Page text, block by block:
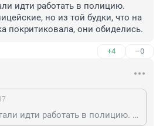
идти работать в полицию.
но из той будки, что на
покритиковала, они обиделись.
+4 –0
Мне уже предлагали идти работать в полицию. Именно сами полицейские, но из той будки, что на газоне. Я их слегка покритиковала, они обиделись.